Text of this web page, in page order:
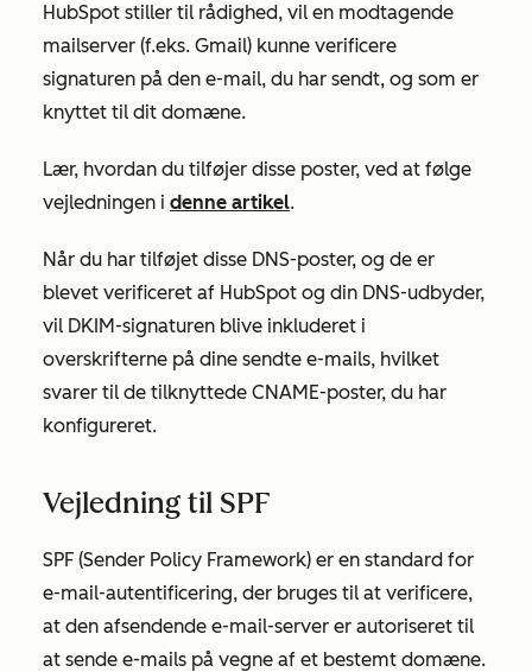
HubSpot stiller til rådighed, vil en modtagende
mailserver (f.eks. Gmail) kunne verificere
signaturen på den e-mail, du har sendt, og som er
knyttet til dit domæne.
Lær, hvordan du tilføjer disse poster, ved at følge
vejledningen i denne artikel.
Når du har tilføjet disse DNS-poster, og de er
blevet verificeret af HubSpot og din DNS-udbyder,
vil DKIM-signaturen blive inkluderet i
overskrifterne på dine sendte e-mails, hvilket
svarer til de tilknyttede CNAME-poster, du har
konfigureret.
Vejledning til SPF
SPF (Sender Policy Framework) er en standard for
e-mail-autentificering, der bruges til at verificere,
at den afsendende e-mail-server er autoriseret til
at sende e-mails på vegne af et bestemt domæne.